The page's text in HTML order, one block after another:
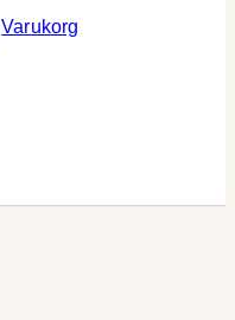
Varukorg